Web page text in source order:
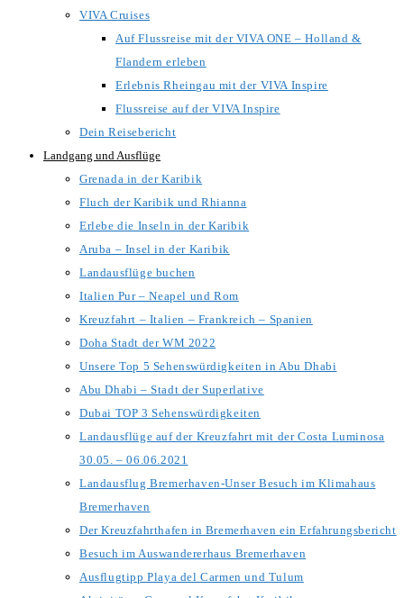
VIVA Cruises
Auf Flussreise mit der VIVA ONE – Holland &
Flandern erleben
Erlebnis Rheingau mit der VIVA Inspire
Flussreise auf der VIVA Inspire
Dein Reisebericht
Landgang und Ausflüge
Grenada in der Karibik
Fluch der Karibik und Rhianna
Erlebe die Inseln in der Karibik
Aruba – Insel in der Karibik
Landausflüge buchen
Italien Pur – Neapel und Rom
Kreuzfahrt – Italien – Frankreich – Spanien
Doha Stadt der WM 2022
Unsere Top 5 Sehenswürdigkeiten in Abu Dhabi
Abu Dhabi – Stadt der Superlative
Dubai TOP 3 Sehenswürdigkeiten
Landausflüge auf der Kreuzfahrt mit der Costa Luminosa
30.05. – 06.06.2021
Landausflug Bremerhaven-Unser Besuch im Klimahaus
Bremerhaven
Der Kreuzfahrthafen in Bremerhaven ein Erfahrungsbericht
Besuch im Auswandererhaus Bremerhaven
Ausflugtipp Playa del Carmen und Tulum